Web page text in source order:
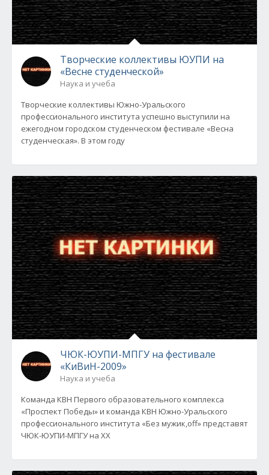
Творческие коллективы ЮУПИ на
«Весне студенческой»
Наука и учеба
Творческие коллективы Южно-Уральского
профессионального института успешно выступили на
ежегодном городском студенческом фестивале «Весна
студенческая». В этом году
ЧЮК-ЮУПИ-МПГУ на фестивале
«КиВиН-2009»
Наука и учеба
Команда КВН Первого образовательного комплекса
«Проспект Победы» и команда КВН Южно-Уральского
профессионального института «Без мужик,off» представят
ЧЮК-ЮУПИ-МПГУ на XX